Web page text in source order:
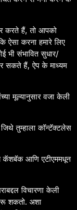
करते हैं, तो आपको
ऐसा करना हमारे लिए
भी संभावित सुधार/
सकते हैं, ऐप के माध्यम
मूल्यानुसार वजा केली
तुम्हाला कॉन्टॅक्टलेस
कॅशबॅक आणि एटीएममधून
विचारणा केली
शकतो. अशा